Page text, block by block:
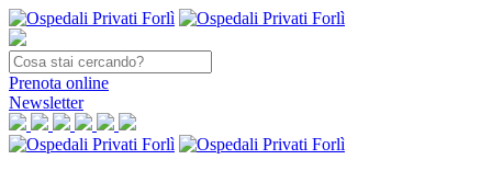
Prenota online
Newsletter